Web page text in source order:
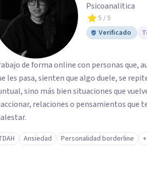
Psicoanalitica
5 / 5
Verificado
de forma online con personas que,
les pasa, sienten que algo duele, se
sino más bien situaciones que
relaciones o pensamientos que
Ansiedad Personalidad borderline